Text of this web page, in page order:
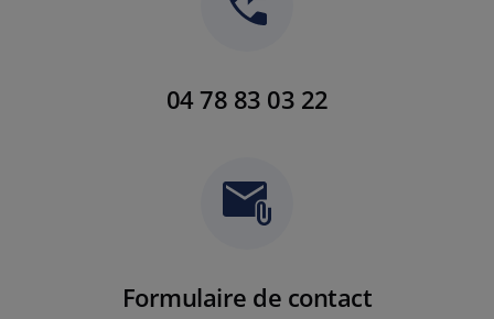
04 78 83 03 22
Formulaire de contact